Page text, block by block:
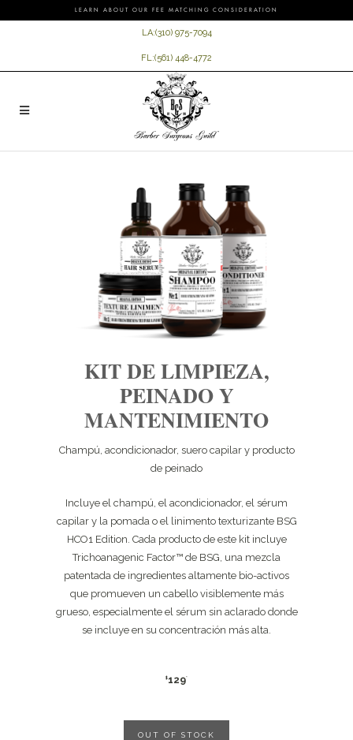
LEARN ABOUT OUR FEE MATCHING CONSIDERATION
LA:(310) 975-7094
FL:(561) 448-4772
KIT DE LIMPIEZA,
PEINADO Y
MANTENIMIENTO
Champú, acondicionador, suero capilar y producto
de peinado
Incluye el champú, el acondicionador, el sérum
capilar y la pomada o el linimento texturizante BSG
HCO1 Edition. Cada producto de este kit incluye
Trichoanagenic Factor™ de BSG, una mezcla
patentada de ingredientes altamente bio-activos
que promueven un cabello visiblemente más
grueso, especialmente el sérum sin aclarado donde
se incluye en su concentración más alta.
$129*
OUT OF STOCK